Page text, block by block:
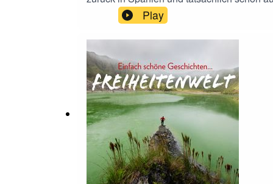
euch noch von einigen Erlebnissen in
Portugal, hatte ich eine sehr skurrile und
Weinfelder begleiteten dabei den Weg,
die markanten, steilen Küsten und
gleich nach der Grenze große
"Entlang Grenzen" Reise kennen. Dort
beeinflusst.Viel Spaß mit dem Cast und
Regionen."Immer den Träumen
Play